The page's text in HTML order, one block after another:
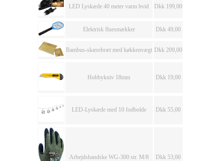
LED Lyskæde 40 meter varm hvid Dkk 199,00
Elektrisk fluesmækker Dkk 49,00
Bambus-skærebræt med køkkenvægt Dkk 209,00
Hobbykniv 18mm Dkk 19,00
LED-Lyskæde med 10 fodbolde Dkk 55,00
Arbejdshandske WG-300 str. M/8 Dkk 53,00